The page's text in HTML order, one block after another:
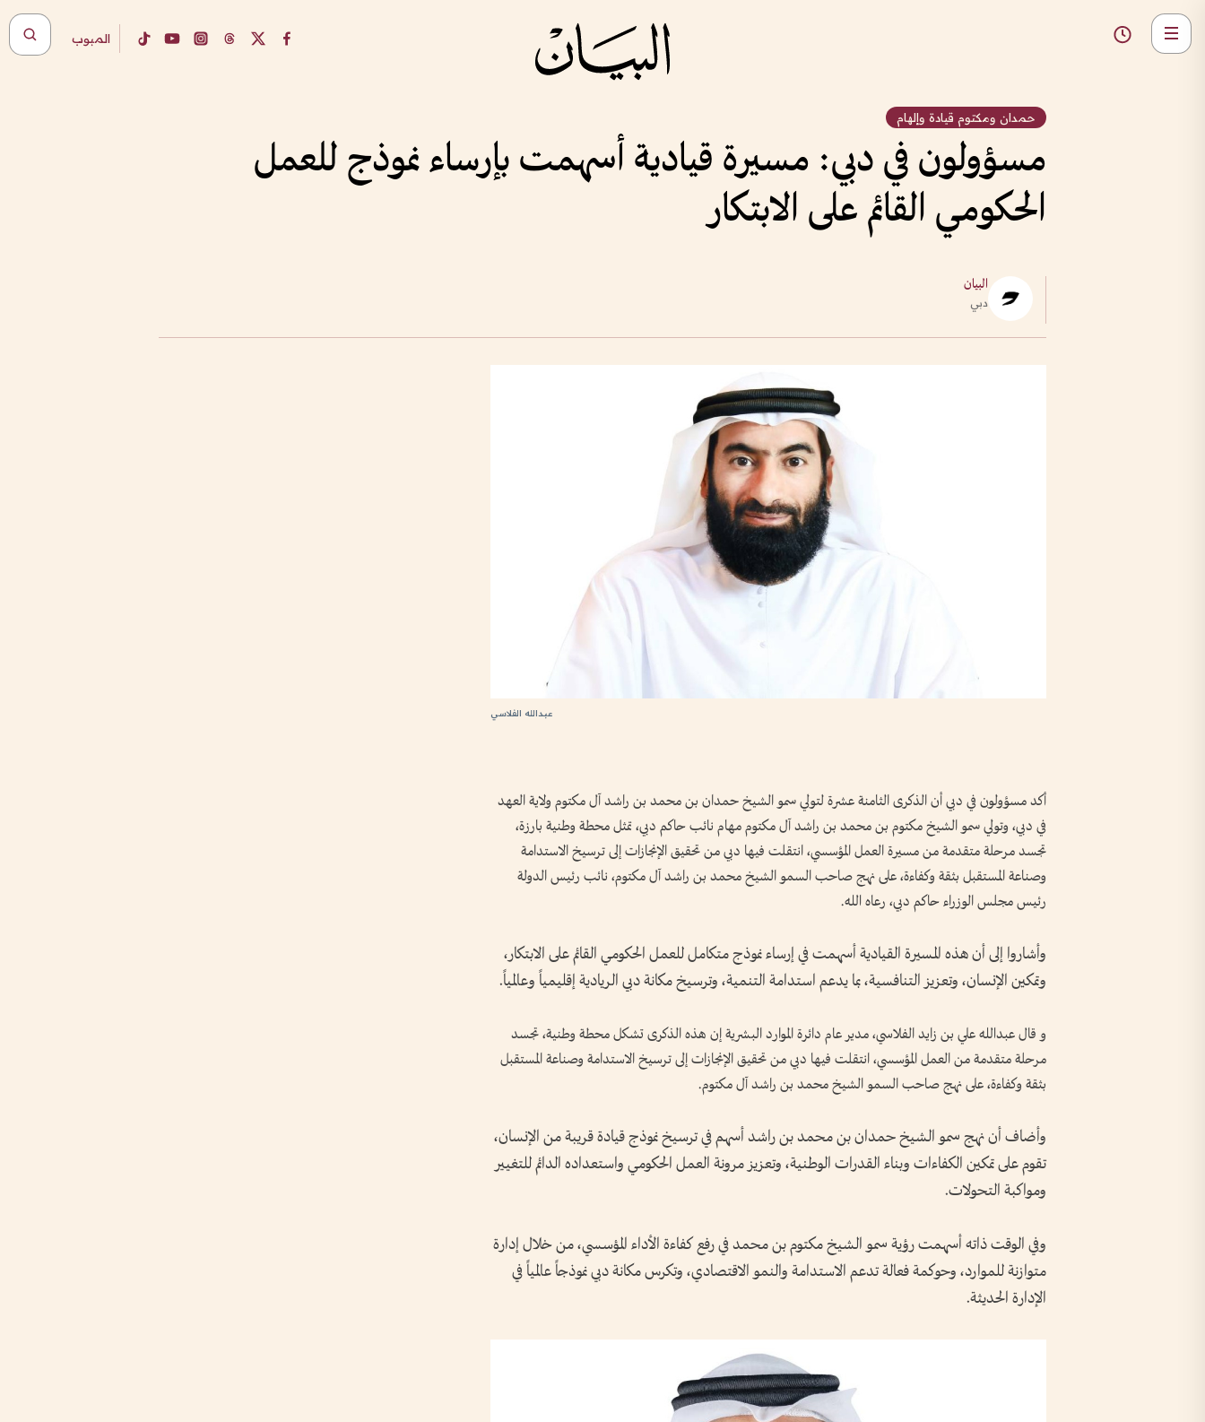
المبوب
حمدان ومكتوم قيادة وإلهام
مسؤولون في دبي: مسيرة قيادية أسهمت بإرساء نموذج للعمل
الحكومي القائم على الابتكار
البيان
دبي
عبدالله الفلاسي
أكد مسؤولون في دبي أن الذكرى الثامنة عشرة لتولي سمو الشيخ حمدان بن محمد بن راشد آل مكتوم ولاية العهد
في دبي، وتولي سمو الشيخ مكتوم بن محمد بن راشد آل مكتوم مهام نائب حاكم دبي، تمثل محطة وطنية بارزة،
تجسد مرحلة متقدمة من مسيرة العمل المؤسسي، انتقلت فيها دبي من تحقيق الإنجازات إلى ترسيخ الاستدامة
وصناعة المستقبل بثقة وكفاءة، على نهج صاحب السمو الشيخ محمد بن راشد آل مكتوم، نائب رئيس الدولة
رئيس مجلس الوزراء حاكم دبي، رعاه الله.
وأشاروا إلى أن هذه المسيرة القيادية أسهمت في إرساء نموذج متكامل للعمل الحكومي القائم على الابتكار،
وتمكين الإنسان، وتعزيز التنافسية، بما يدعم استدامة التنمية، وترسيخ مكانة دبي الريادية إقليمياً وعالمياً.
و قال عبدالله علي بن زايد الفلاسي، مدير عام دائرة الموارد البشرية إن هذه الذكرى تشكل محطة وطنية، تجسد
مرحلة متقدمة من العمل المؤسسي، انتقلت فيها دبي من تحقيق الإنجازات إلى ترسيخ الاستدامة وصناعة المستقبل
بثقة وكفاءة، على نهج صاحب السمو الشيخ محمد بن راشد آل مكتوم.
وأضاف أن نهج سمو الشيخ حمدان بن محمد بن راشد أسهم في ترسيخ نموذج قيادة قريبة من الإنسان،
تقوم على تمكين الكفاءات وبناء القدرات الوطنية، وتعزيز مرونة العمل الحكومي واستعداده الدائم للتغيير
ومواكبة التحولات.
وفي الوقت ذاته أسهمت رؤية سمو الشيخ مكتوم بن محمد في رفع كفاءة الأداء المؤسسي، من خلال إدارة
متوازنة للموارد، وحوكمة فعالة تدعم الاستدامة والنمو الاقتصادي، وتكرس مكانة دبي نموذجاً عالمياً في
الإدارة الحديثة.